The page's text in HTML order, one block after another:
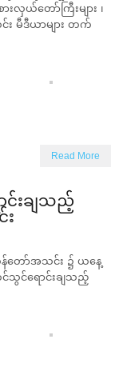
းလှယ်တော်ကြီးများ ၊
း မီဒီယာများ တက်
Read More
ာင်းချသည့်
န်တော်အသင်း ၌ ယနေ့
င်သွင်ရောင်းချသည့်